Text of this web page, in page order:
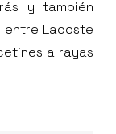
y también
Lacoste
a rayas